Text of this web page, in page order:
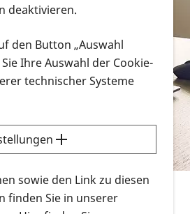
in verschiedenen
Ort
wie Sie nach Infonmaterial
bzw. herunterladen
sich dieErklärvideos zum
der PRO RETINA-Website
Menschen an.
deaktivieren.
den Button „Auswahl
Ihre Auswahl der Cookie-
technischer Systeme
sowie den Link zu diesen
finden Sie in unserer